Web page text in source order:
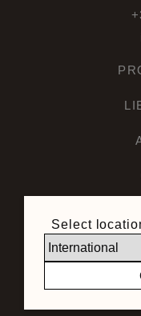
© 2026
reservés -
Select